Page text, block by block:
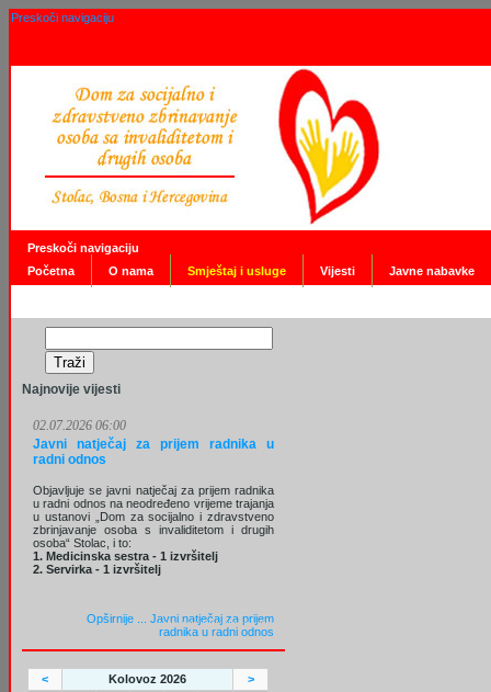
Preskoči navigaciju
Preskoči navigaciju
Početna
O nama Smještaj i usluge Vijesti Javne nabavke
Najnovije vijesti
02.07.2026 06:00
Javni natječaj za prijem radnika u
radni odnos
Objavljuje se javni natječaj za prijem radnika
u radni odnos na neodređeno vrijeme trajanja
u ustanovi „Dom za socijalno i zdravstveno
zbrinjavanje osoba s invaliditetom i drugih
osoba“ Stolac, i to:
1. Medicinska sestra - 1 izvršitelj
2. Servirka - 1 izvršitelj
Opširnije ... Javni natječaj za prijem
radnika u radni odnos
< Kolovoz 2026 >